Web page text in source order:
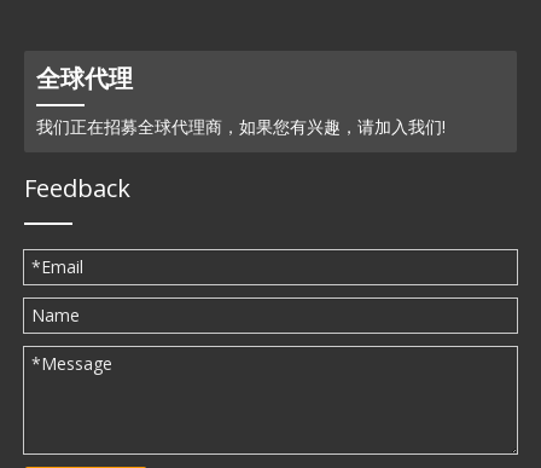
全球代理
我们正在招募全球代理商，如果您有兴趣，请加入我们!
Feedback